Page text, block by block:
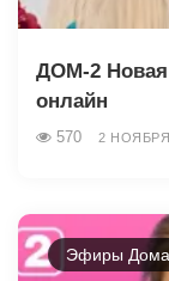
ДОМ-2 Новая
онлайн
570 2
Эфиры